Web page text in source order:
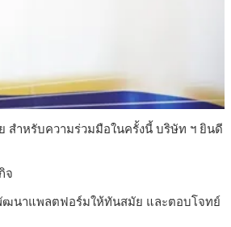
สำหรับความร่วมมือในครั้งนี้ บริษัท ฯ ยินดี
จ
พัฒนาแพลตฟอร์มให้ทันสมัย และตอบโจทย์